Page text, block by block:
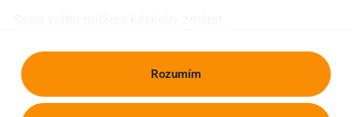
Rozumím